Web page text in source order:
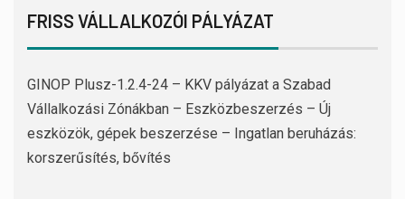
FRISS VÁLLALKOZÓI PÁLYÁZAT
GINOP Plusz-1.2.4-24 – KKV pályázat a Szabad
Vállalkozási Zónákban – Eszközbeszerzés – Új
eszközök, gépek beszerzése – Ingatlan beruházás:
korszerűsítés, bővítés